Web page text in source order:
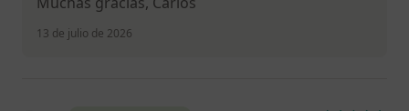
13 de julio de 2026